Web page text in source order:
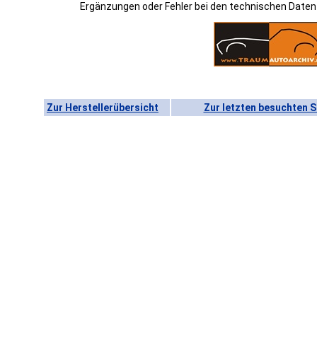
Ergänzungen oder Fehler bei den technischen
Zur Herstellerübersicht Zur letzten besuchten